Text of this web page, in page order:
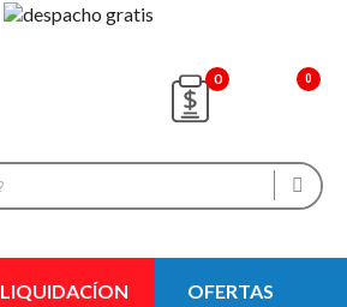
0
LIQUIDACÍON OFERTAS